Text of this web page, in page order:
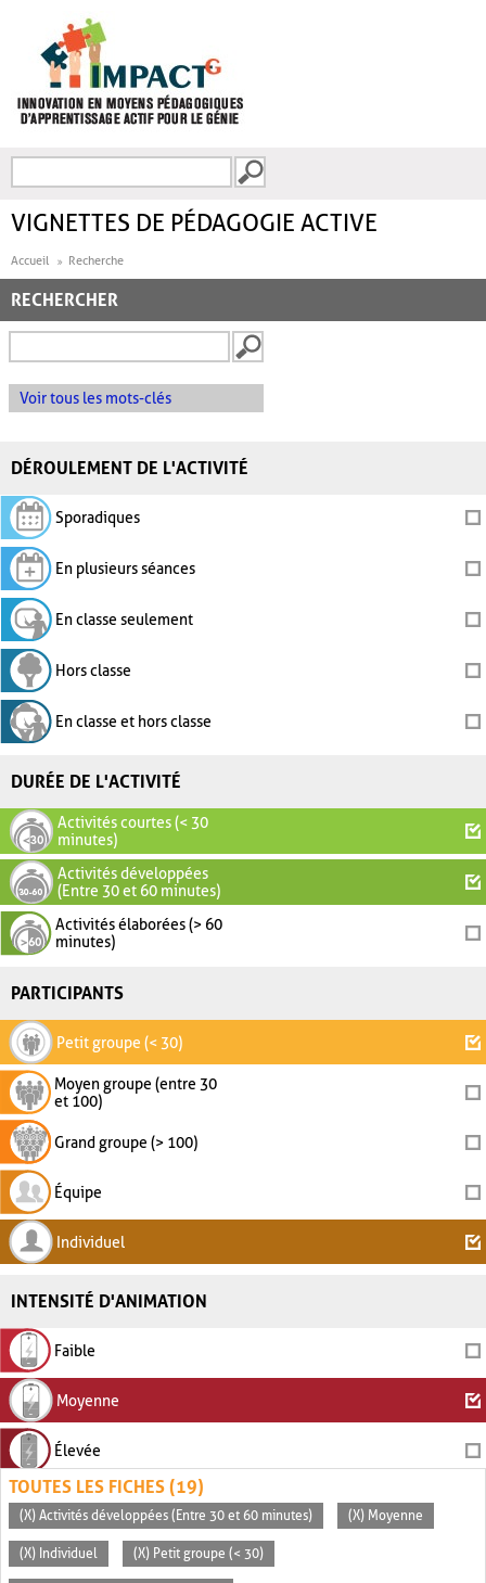
FORMULAIRE DE
VIGNETTES DE PÉDAGOGIE ACTIVE
Accueil Recherche
RECHERCHER
Voir tous les mots-clés
DÉROULEMENT DE L'ACTIVITÉ
Sporadiques
En plusieurs séances
En classe seulement
Hors classe
En classe et hors classe
DURÉE DE L'ACTIVITÉ
Activités courtes (< 30
minutes)
Activités développées
(Entre 30 et 60 minutes)
Activités élaborées (> 60
minutes)
PARTICIPANTS
Petit groupe (< 30)
Moyen groupe (entre 30
et 100)
Grand groupe (> 100)
Équipe
Individuel
INTENSITÉ D'ANIMATION
Faible
Moyenne
Élevée
TOUTES LES FICHES (19)
(X) Activités développées (Entre 30 et 60 minutes) (X) Moyenne
(X) Individuel (X) Petit groupe (< 30)